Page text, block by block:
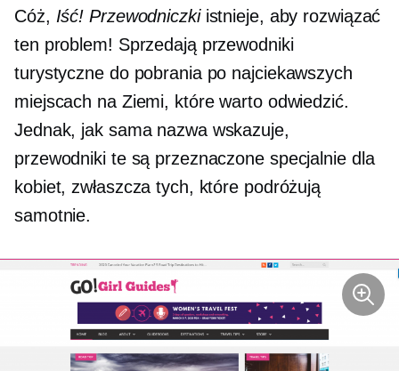
Cóż, Iść! Przewodniczkiistnieje, aby rozwiązać
ten problem! Sprzedają przewodniki
turystyczne do pobrania po najciekawszych
miejscach na Ziemi, które warto odwiedzić.
Jednak, jak sama nazwa wskazuje,
przewodniki te są przeznaczone specjalnie dla
kobiet, zwłaszcza tych, które podróżują
samotnie.